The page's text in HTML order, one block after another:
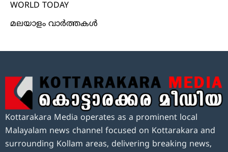
WORLD TODAY
മലയാളം വാർത്തകൾ
Kottarakara Media operates as a prominent local
Malayalam news channel focused on Kottarakara and
surrounding Kollam areas, delivering breaking news,